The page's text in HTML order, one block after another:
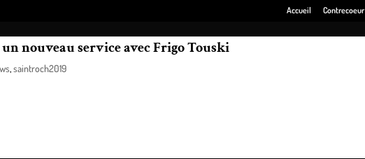
Accueil Contrecoeur
nouveau service avec Frigo Touski
,saintroch2019